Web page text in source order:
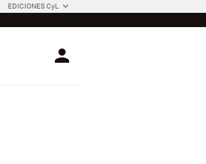
EDICIONES CyL
Login